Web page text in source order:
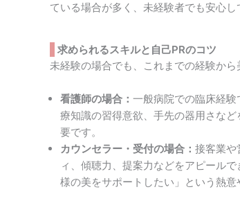
ている場合が多く、未経験者でも安心し
求められるスキルと自己PRのコツ
未経験の場合でも、これまでの経験か
看護師の場合： 一般病院での臨床経
療知識の習得意欲、手先の器用さな
要です。
カウンセラー・受付の場合： 接客業や
ィ、傾聴力、提案力などをアピール
様の美をサポートしたい」という熱